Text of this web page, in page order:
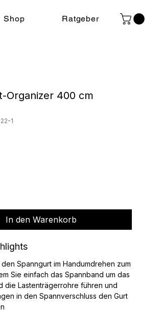
Shop Ratgeber
Organizer 400 cm
1
In den Warenkorb
Spanngurt im Handumdrehen zum
Sie einfach das Spannband um das
die Lastenträgerrohre führen und
in den Spannverschluss den Gurt